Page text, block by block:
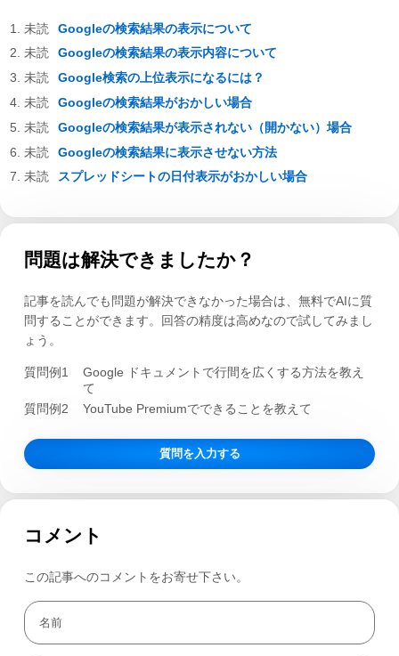
Googleの検索結果の表示について
Googleの検索結果の表示内容について
Google検索の上位表示になるには？
Googleの検索結果がおかしい場合
Googleの検索結果が表示されない（開かない）場合
Googleの検索結果に表示させない方法
スプレッドシートの日付表示がおかしい場合
問題は解決できましたか？
記事を読んでも問題が解決できなかった場合は、無料でAIに質
問することができます。回答の精度は高めなので試してみまし
ょう。
質問例1
Google ドキュメントで行間を広くする方法を教え
て
質問例2
YouTube Premiumでできることを教えて
質問を入力する
コメント
この記事へのコメントをお寄せ下さい。